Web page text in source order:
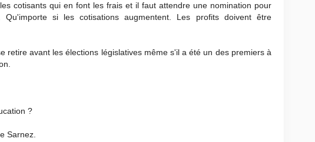
cotisants qui en font les frais et il faut attendre une nomination pour
si les cotisations augmentent. Les profits doivent être
retire avant les élections législatives même s'il a été un des premiers à
?
Sarnez.